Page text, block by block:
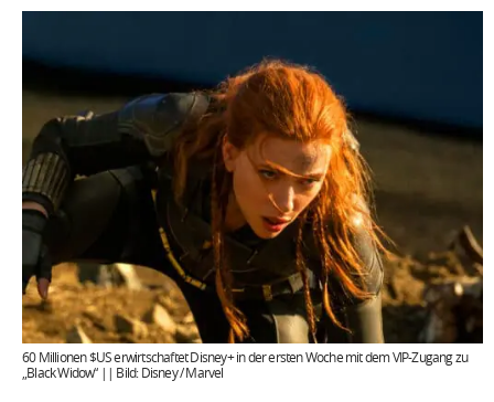
60 Millionen $US erwirtschaftet Disney+ in der ersten Woche mit dem VIP-Zugang zu
„Black Widow“ || Bild: Disney / Marvel